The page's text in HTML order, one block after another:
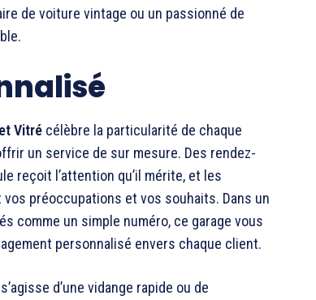
de voiture vintage ou un passionné de
Vitré célèbre la particularité de chaque
un service de sur mesure. Des rendez-
reçoit l’attention qu’il mérite, et les
préoccupations et vos souhaits. Dans un
comme un simple numéro, ce garage vous
personnalisé envers chaque client.
d’une vidange rapide ou de